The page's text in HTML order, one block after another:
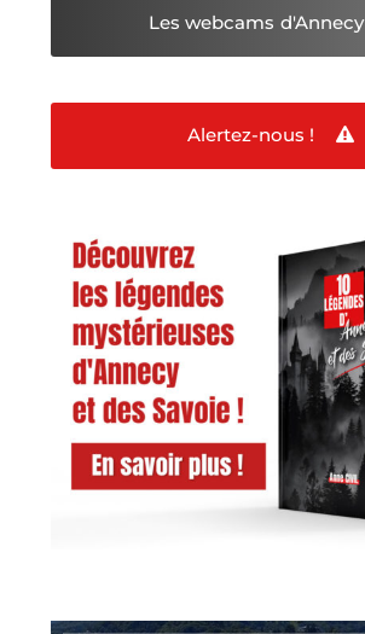
Les webcams d'Annecy
Alertez-nous !